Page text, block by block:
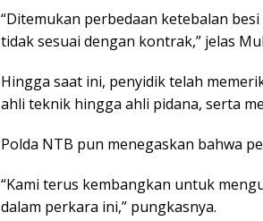
“Ditemukan perbedaan ketebalan
tidak sesuai dengan kontrak,” jelas
Hingga saat ini, penyidik telah
ahli teknik hingga ahli pidana, serta
Polda NTB pun menegaskan bahwa
“Kami terus kembangkan untuk
dalam perkara ini,” pungkasnya.